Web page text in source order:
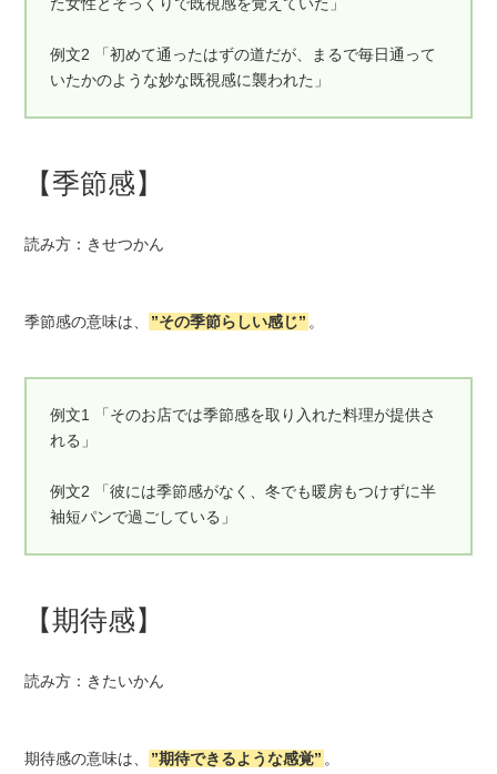
例文2 「初めて通ったはずの道だが、まるで毎日通って
いたかのような妙な既視感に襲われた」
【季節感】
読み方：きせつかん
季節感の意味は、 ”その季節らしい感じ” 。
例文1 「そのお店では季節感を取り入れた料理が提供さ
れる」
例文2 「彼には季節感がなく、冬でも暖房もつけずに半
袖短パンで過ごしている」
【期待感】
読み方：きたいかん
期待感の意味は、 ”期待できるような感覚” 。